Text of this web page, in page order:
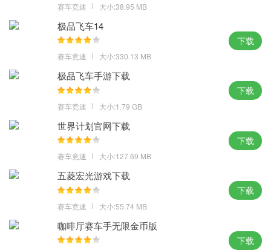
赛车竞速 大小:38.95 MB
极品飞车14
赛车竞速 大小:330.13 MB
下载
极品飞车手游下载
赛车竞速 大小:1.79 GB
下载
世界计划官网下载
赛车竞速 大小:127.69 MB
下载
五菱宏光游戏下载
赛车竞速 大小:55.74 MB
下载
咖啡厅赛车手无限金币版
下载